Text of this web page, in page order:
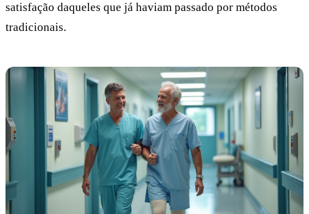
satisfação daqueles que já haviam passado por métodos
tradicionais.